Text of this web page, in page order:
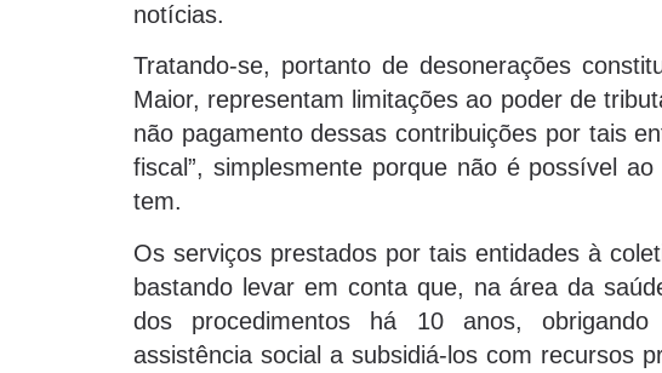
notícias.
Tratando-se, portanto de desonerações
Maior, representam limitações ao poder de
não pagamento dessas contribuições por tais
fiscal”, simplesmente porque não é possível
tem.
Os serviços prestados por tais entidades à
bastando levar em conta que, na área da
dos procedimentos há 10 anos,
assistência social a subsidiá-los com recursos